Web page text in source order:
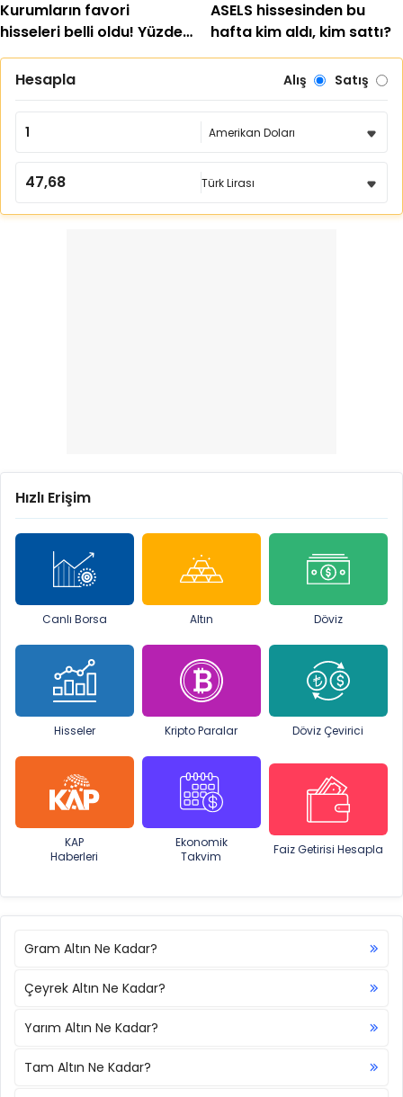
Kurumların favori
hisseleri belli oldu! Yüzde
200'e yakın getiri
bekleniyor
ASELS hissesinden bu
hafta kim aldı, kim sattı?
Hesapla Alış Satış
Hızlı Erişim
Canlı Borsa Altın Döviz
Hisseler Kripto Paralar Döviz Çevirici
KAP
Haberleri
Ekonomik
Takvim
Faiz Getirisi Hesapla
Gram Altın Ne Kadar?
Çeyrek Altın Ne Kadar?
Yarım Altın Ne Kadar?
Tam Altın Ne Kadar?